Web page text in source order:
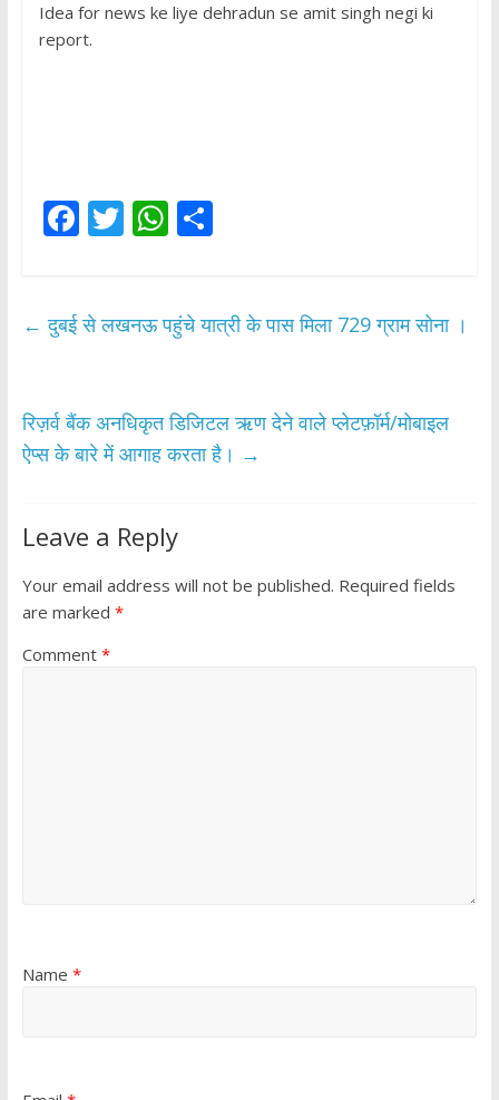
Idea for news ke liye dehradun se amit singh negi ki
report.
F
b
k
T
er
W
s
p
S
e
← दुबई से लखनऊ पहुंचे यात्री के पास मिला 729 ग्राम सोना ।
रिज़र्व बैंक अनधिकृत डिजिटल ऋण देने वाले प्लेटफ़ॉर्म/मोबाइल
ऐप्स के बारे में आगाह करता है। →
Leave a Reply
Your email address will not be published. Required fields
are marked *
Comment *
Name *